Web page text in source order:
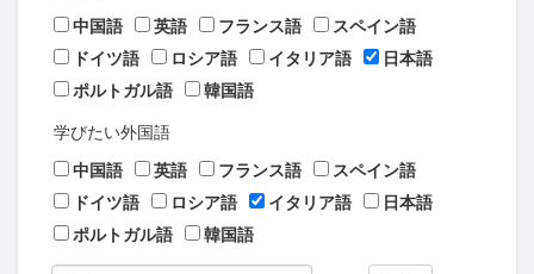
中国語
英語 フランス語
スペイン語
ドイツ語
ロシア語 イタリア語
日本語
ポルトガル語
韓国語
学びたい外国語
中国語
英語 フランス語
スペイン語
ドイツ語
ロシア語 イタリア語
日本語
ポルトガル語
韓国語